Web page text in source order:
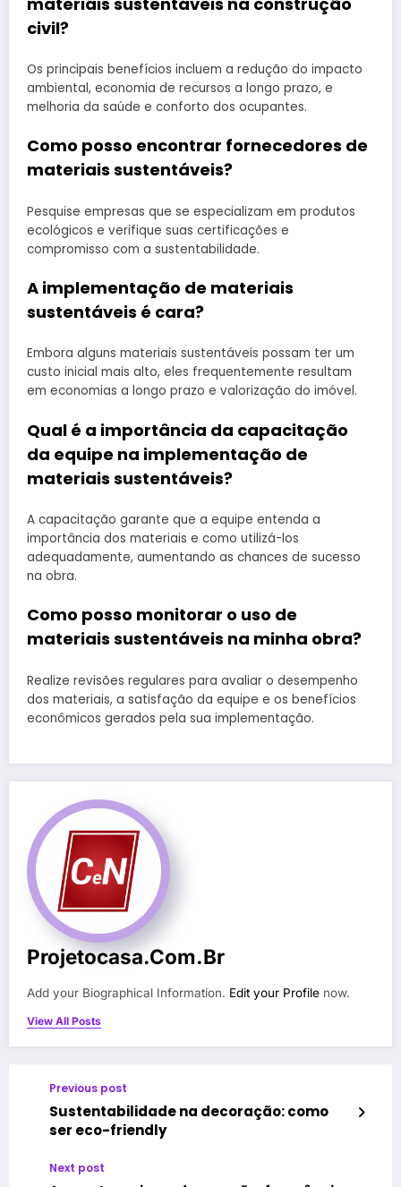
civil?
Os principais benefícios incluem a redução do impacto
ambiental, economia de recursos a longo prazo, e
melhoria da saúde e conforto dos ocupantes.
Como posso encontrar fornecedores de
materiais sustentáveis?
Pesquise empresas que se especializam em produtos
ecológicos e verifique suas certificações e
compromisso com a sustentabilidade.
A implementação de materiais
sustentáveis é cara?
Embora alguns materiais sustentáveis possam ter um
custo inicial mais alto, eles frequentemente resultam
em economias a longo prazo e valorização do imóvel.
Qual é a importância da capacitação
da equipe na implementação de
materiais sustentáveis?
A capacitação garante que a equipe entenda a
importância dos materiais e como utilizá-los
adequadamente, aumentando as chances de sucesso
na obra.
Como posso monitorar o uso de
materiais sustentáveis na minha obra?
Realize revisões regulares para avaliar o desempenho
dos materiais, a satisfação da equipe e os benefícios
econômicos gerados pela sua implementação.
Projetocasa.com.br
Add your Biographical Information. Edit your Profile now.
View All Posts
Previous post
Sustentabilidade na decoração: como
ser eco-friendly
Next post